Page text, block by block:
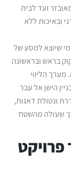
ועד לבית
ובאיכות ללא
שיוצא למסע של
בראש ובראשונה
הליווי
הישן אל עבר
ונטולת דאגות,
שעולה מהשטח